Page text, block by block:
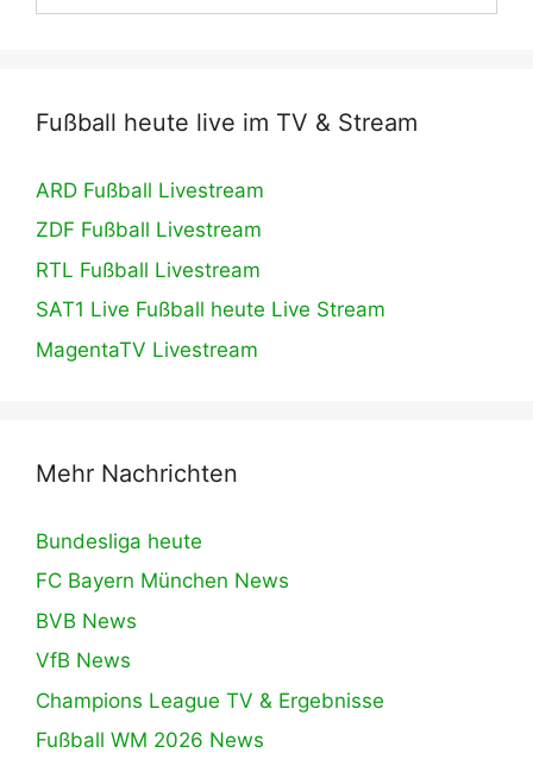
Fußball heute live im TV & Stream
ARD Fußball Livestream
ZDF Fußball Livestream
RTL Fußball Livestream
SAT1 Live Fußball heute Live Stream
MagentaTV Livestream
Mehr Nachrichten
Bundesliga heute
FC Bayern München News
BVB News
VfB News
Champions League TV & Ergebnisse
Fußball WM 2026 News